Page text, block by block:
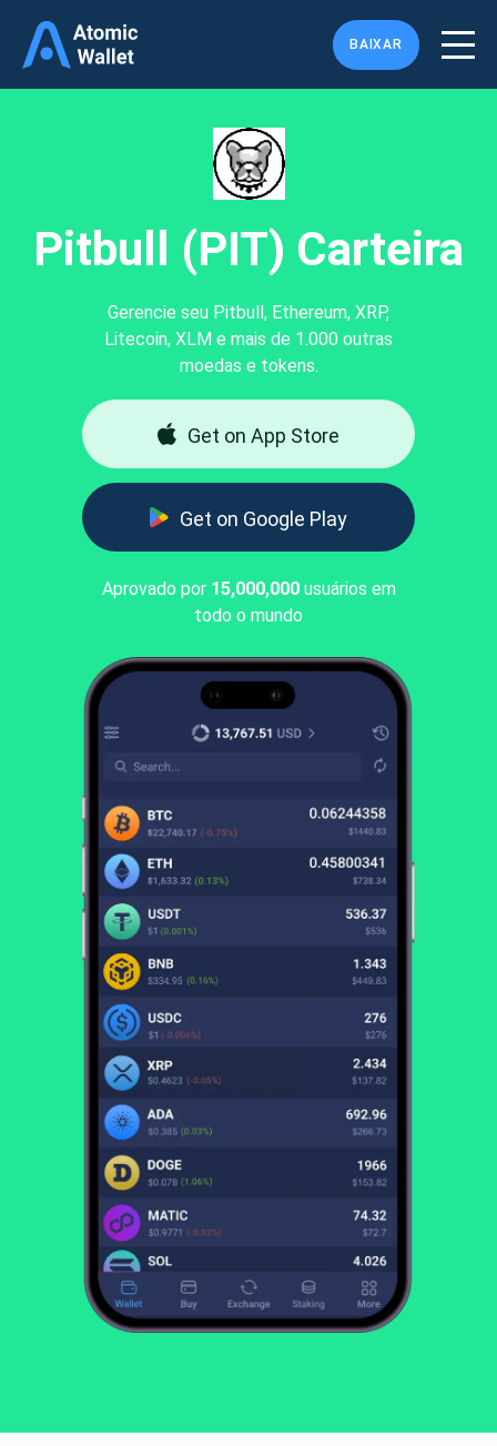
BAIXAR
Pitbull (PIT) Carteira
Gerencie seu Pitbull, Ethereum, XRP,
Litecoin, XLM e mais de 1.000 outras
moedas e tokens.
Get on App Store
Get on Google Play
Aprovado por 15,000,000usuários em
todo o mundo